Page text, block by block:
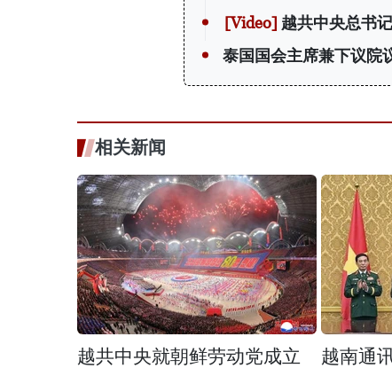
越共中央总书
泰国国会主席兼下议院
相关新闻
越共中央就朝鲜劳动党成立
越南通